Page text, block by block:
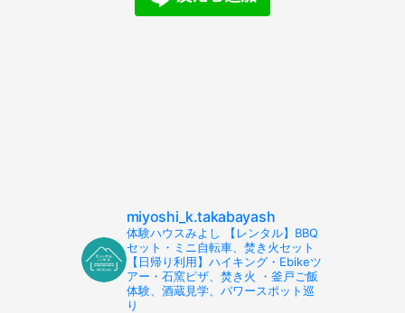
miyoshi_k.takabayash
体験ハウスみよし 【レンタル】BBQ
セット・ミニ自転車、焚き火セット
【日帰り利用】ハイキング・Ebikeツ
アー・石窯ピザ、焚き火 ・釜戸ご飯
体験、酒蔵見学、パワースポット巡
り